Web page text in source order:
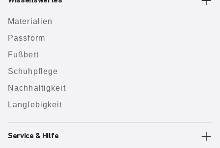
Materialien
Passform
Fußbett
Schuhpflege
Nachhaltigkeit
Langlebigkeit
Service & Hilfe